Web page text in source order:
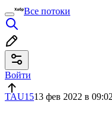
Все потоки
Войти
TAU1513 фев 2022 в 09:02